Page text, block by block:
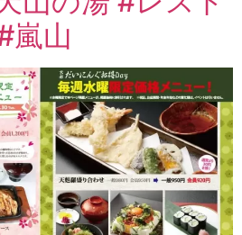
嵐山